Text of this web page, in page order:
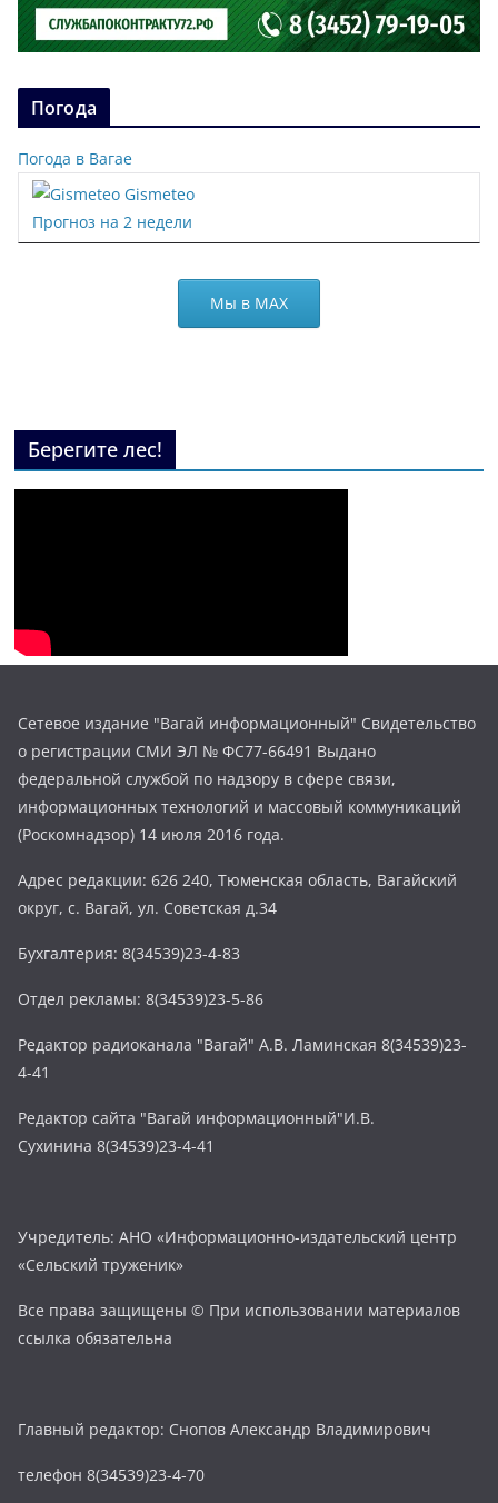
Погода
Погода в Вагае
Gismeteo
Прогноз на 2 недели
Мы в МАХ
Берегите лес!
Сетевое издание "Вагай информационный" Свидетельство
о регистрации СМИ ЭЛ № ФС77-66491 Выдано
федеральной службой по надзору в сфере связи,
информационных технологий и массовый коммуникаций
(Роскомнадзор) 14 июля 2016 года.
Адрес редакции: 626 240, Тюменская область, Вагайский
округ, с. Вагай, ул. Советская д.34
Бухгалтерия: 8(34539)23-4-83
Отдел рекламы: 8(34539)23-5-86
Редактор радиоканала "Вагай" А.В. Ламинская 8(34539)23-
4-41
Редактор сайта "Вагай информационный"И.В.
Сухинина 8(34539)23-4-41
Учредитель: АНО «Информационно-издательский центр
«Сельский труженик»
Все права защищены © При использовании материалов
ссылка обязательна
Главный редактор: Снопов Александр Владимирович
телефон 8(34539)23-4-70